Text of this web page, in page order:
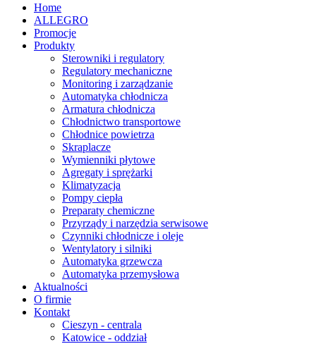
Home
ALLEGRO
Promocje
Produkty
Sterowniki i regulatory
Regulatory mechaniczne
Monitoring i zarządzanie
Automatyka chłodnicza
Armatura chłodnicza
Chłodnictwo transportowe
Chłodnice powietrza
Skraplacze
Wymienniki płytowe
Agregaty i sprężarki
Klimatyzacja
Pompy ciepła
Preparaty chemiczne
Przyrządy i narzędzia serwisowe
Czynniki chłodnicze i oleje
Wentylatory i silniki
Automatyka grzewcza
Automatyka przemysłowa
Aktualności
O firmie
Kontakt
Cieszyn - centrala
Katowice - oddział